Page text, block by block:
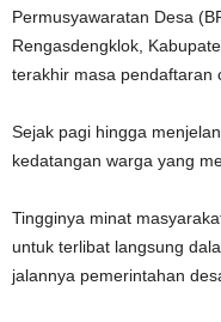
Permusyawaratan Desa
Rengasdengklok,
terakhir masa pendaftaran
Sejak pagi hingga
kedatangan warga yang
Tingginya minat
untuk terlibat langsung
jalannya pemerintahan